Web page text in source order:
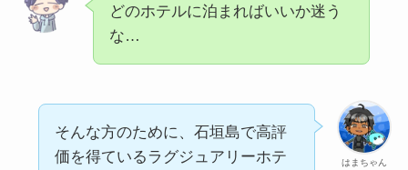
どのホテルに泊まればいいか迷う
な…
はまちゃん
そんな方のために、石垣島で高評
価を得ているラグジュアリーホテ